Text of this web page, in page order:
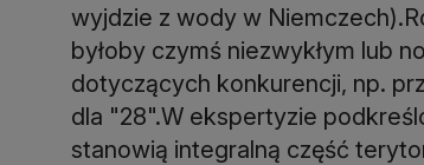
wyjdzie z wody w
byłoby czymś niezwykłym lub
dotyczących konkurencji, np.
dla "28".W ekspertyzie
stanowią integralną część